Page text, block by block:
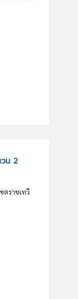
น 2
ตราชเทวี